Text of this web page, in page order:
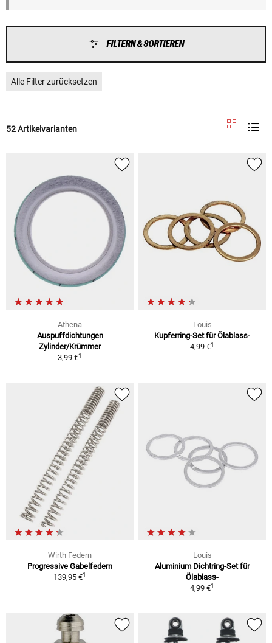
FILTERN & SORTIEREN
Alle Filter zurücksetzen
52 Artikelvarianten
Athena
Auspuffdichtungen
Zylinder/Krümmer
3,99 €1
Louis
Kupferring-Set für Ölablass-
4,99 €1
Wirth Federn
Progressive Gabelfedern
139,95 €1
Louis
Aluminium Dichtring-Set für
Ölablass-
4,99 €1